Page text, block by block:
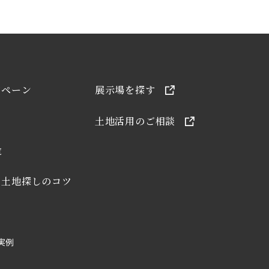
ーン
地探しのコツ
例
展示場を探す
土地活用のご相談